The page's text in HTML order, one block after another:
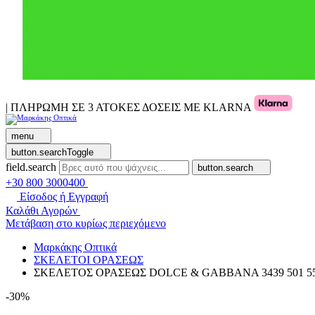
| ΠΛΗΡΩΜΗ ΣΕ 3 ΑΤΟΚΕΣ ΔΟΣΕΙΣ ΜΕ KLARNA
menu
button.searchToggle
field.search button.search
+30 800 3000400
Είσοδος ή Εγγραφή
Καλάθι Αγορών
Μετάβαση στο κυρίως περιεχόμενο
Μαρκάκης Οπτικά
ΣΚΕΛΕΤΟΙ ΟΡΑΣΕΩΣ
ΣΚΕΛΕΤΟΣ ΟΡΑΣΕΩΣ DOLCE & GABBANA 3439 501
-30%